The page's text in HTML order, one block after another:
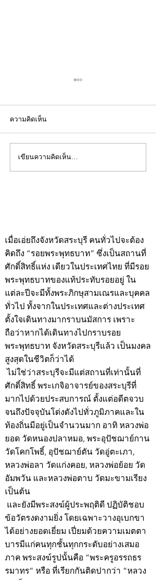
คอลัมน์"จับชีพจรวงการ
พระ"ประจำพุธที่ 29
ความคิดเห็น
เขียนความคิดเห็น…
เมื่อเอ่ยถึงจังหวัดสระบุรี คนทั่วไปจะต้อง
คิดถึง “รอยพระพุทธบาท” ซึ่งเป็นสถานที่
ศักดิ์สิทธิ์แห่ง เดียวในประเทศไทย ที่มีรอย
พระพุทธบาทของแท้ประทับรอยอยู่ ใน
แต่ละปีจะมีทั้งพระภิกษุสามเณรและบุคคล
ทั่วไป ทั้งจากในประเทศและต่างประเทศ
ตั้งใจเดินทางมากราบนมัสการ เพราะ
ถือว่าหากได้เดินทางไปกราบรอย
พระพุทธบาท จังหวัดสระบุรีแล้ว เป็นมงคล
สูงสุดในชีวิตก็ว่าได้
ไม่ใช่ว่าสระบุรีจะมีแต่สถานที่เท่านั้นที่
ศักดิ์สิทธิ์ พระเกจิอาจารย์ของสระบุรีที่
มากไปด้วยประสบการณ์ ตั้งแต่อดีตจวบ
จนถึงปัจจุบันโด่งดังไปทั่วภูมิภาคและใน
ท้องถิ่นมีอยู่เป็นจำนวนมาก อาทิ หลวงพ่อ
ยอด วัดหนองปลาหมอ, พระอุปัชฌาย์กาน
วัดโคกโพธิ์, อุปัชฌาย์ตัน วัดอู่ตะเภา,
หลวงพ่อลา วัดแก่งคอย, หลวงพ่อย้อย วัด
อัมพวัน และหลวงพ่อตาบ วัดมะขามเรียง
เป็นต้น
และยังมีพระสงฆ์ผู้ประพฤติดี ปฏิบัติชอบ
ข้อวัตรงดงามยิ่ง โดยเฉพาะวางอุเบกขา
ได้อย่างยอดเยี่ยม เปี่ยมด้วยความเมตตา
บารมีแก่คนทุกชั้นทุกกระดับอย่างเสมอ
ภาค พระสงฆ์รูปนั้นคือ “พระครูอรรถธร
รมาทร” หรือ ที่เรียกกันติดปากว่า “หลวง